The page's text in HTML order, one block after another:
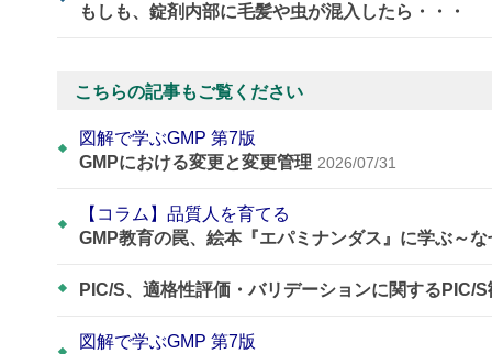
もしも、錠剤内部に毛髪や虫が混入したら・・・
こちらの記事もご覧ください
図解で学ぶGMP 第7版
GMPにおける変更と変更管理 2026/07/31
【コラム】品質人を育てる
GMP教育の罠、絵本『エパミナンダス』に学ぶ～
PIC/S、適格性評価・バリデーションに関するPIC/
図解で学ぶGMP 第7版